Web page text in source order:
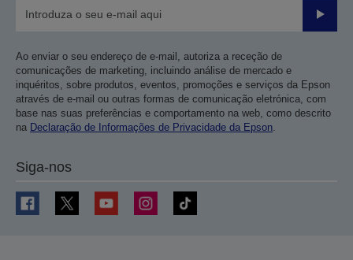
Enviar
Ao enviar o seu endereço de e-mail, autoriza a receção de
comunicações de marketing, incluindo análise de mercado e
inquéritos, sobre produtos, eventos, promoções e serviços da Epson
através de e-mail ou outras formas de comunicação eletrónica, com
base nas suas preferências e comportamento na web, como descrito
na Declaração de Informações de Privacidade da Epson.
Siga-nos